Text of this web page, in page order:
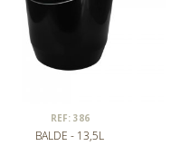
REF: 386
BALDE - 13,5L